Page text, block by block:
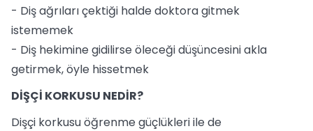
- Diş ağrıları çektiği halde doktora gitmek
istememek
- Diş hekimine gidilirse öleceği düşüncesini akla
getirmek, öyle hissetmek
DİŞÇİ KORKUSU NEDİR?
Dişçi korkusu öğrenme güçlükleri ile de